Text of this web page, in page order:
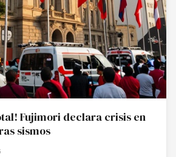
Fujimori declara crisis en
sismos